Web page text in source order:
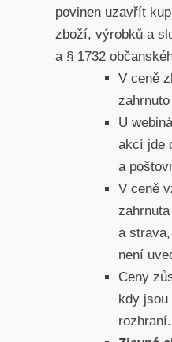
povinen uzavřít
zboží, výrobků a
a § 1732
V ceně
U
akcí jde
a
V ceně
a
není
Ceny
kdy jsou
rozhraní.